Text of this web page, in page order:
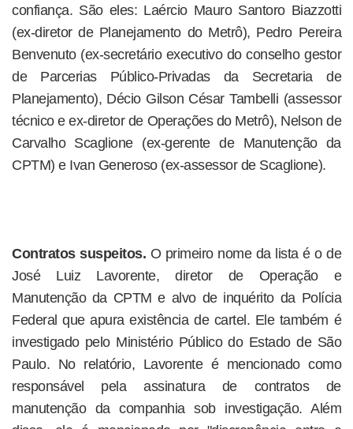
confiança. São eles: Laércio Mauro Santoro Biazzotti
(ex-diretor de Planejamento do Metrô), Pedro Pereira
Benvenuto (ex-secretário executivo do conselho gestor
de Parcerias Público-Privadas da Secretaria de
Planejamento), Décio Gilson César Tambelli (assessor
técnico e ex-diretor de Operações do Metrô), Nelson de
Carvalho Scaglione (ex-gerente de Manutenção da
CPTM) e Ivan Generoso (ex-assessor de Scaglione).
Contratos suspeitos. O primeiro nome da lista é o de
José Luiz Lavorente, diretor de Operação e
Manutenção da CPTM e alvo de inquérito da Polícia
Federal que apura existência de cartel. Ele também é
investigado pelo Ministério Público do Estado de São
Paulo. No relatório, Lavorente é mencionado como
responsável pela assinatura de contratos de
manutenção da companhia sob investigação. Além